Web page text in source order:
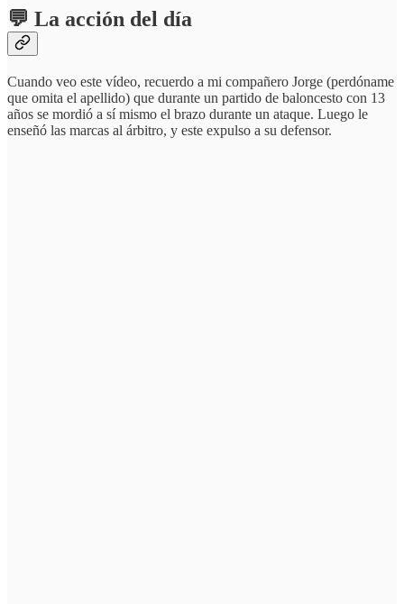
💬 La acción del día
Cuando veo este vídeo, recuerdo a mi compañero Jorge (perdóname
que omita el apellido) que durante un partido de baloncesto con 13
años se mordió a sí mismo el brazo durante un ataque. Luego le
enseñó las marcas al árbitro, y este expulso a su defensor.